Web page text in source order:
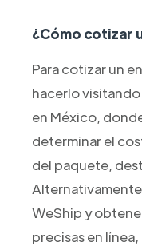
¿Cómo cotizar
Para cotizar un
hacerlo
en México,
determinar el
del paquete,
WeShip y
precisas en